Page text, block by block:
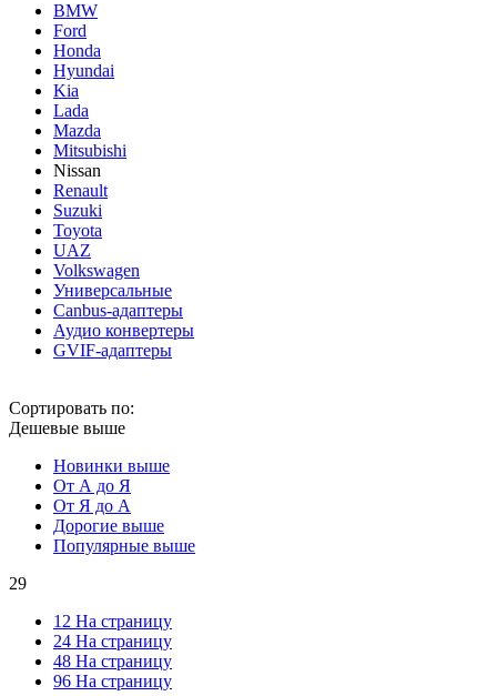
BMW
Ford
Honda
Hyundai
Kia
Lada
Mazda
Mitsubishi
Nissan
Renault
Suzuki
Toyota
UAZ
Volkswagen
Универсальные
Canbus-адаптеры
Аудио конвертеры
GVIF-адаптеры
Сортировать по:
Дешевые выше
Новинки выше
От А до Я
От Я до А
Дорогие выше
Популярные выше
29
12 На страницу
24 На страницу
48 На страницу
96 На страницу